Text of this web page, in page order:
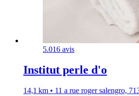
5.016 avis
Institut perle d'o
14,1 km • 11 a rue roger salengro,